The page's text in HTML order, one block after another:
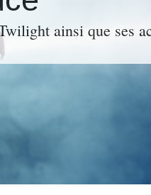
ainsi que ses